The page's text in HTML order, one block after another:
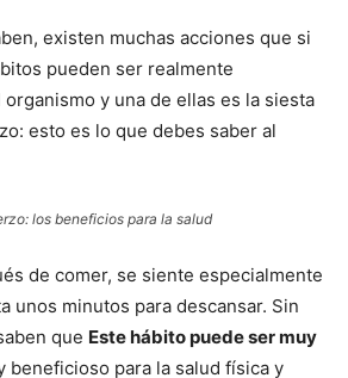
existen muchas acciones que si
pueden ser realmente
y una de ellas es la siesta
esto es lo que debes saber al
los beneficios para la salud
de comer, se siente especialmente
unos minutos para descansar. Sin
que Este hábito puede ser muy
beneficioso para la salud física y